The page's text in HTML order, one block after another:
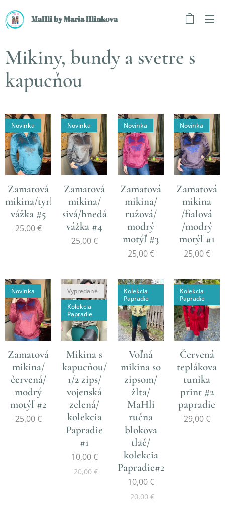
MaHli by Maria Hlinkova
Mikiny, bundy a svetre s
kapucňou
Zamatová
mikina/tyrkysová/hnedá
vážka #5
Novinka
25,00€
Zamatová
mikina/
sivá/hnedá
vážka #4
Novinka
25,00€
Zamatová
mikina/
ružová/
modrý
motýľ #3
Novinka
25,00€
Zamatová
mikina
/fialová
/modrý
motýľ #1
Novinka
25,00€
Zamatová
mikina/
červená/
modrý
motýľ #2
Novinka
25,00€
Mikina s
kapucňou/
1/2 zips/
vojenská
zelená/
kolekcia
Papradie
#1
Vypredané
Kolekcia
Papradie
10,00€
20,00€
Voľná
mikina so
zipsom/
žlta/
MaHli
ručna
blokova
tlač/
kolekcia
Papradie#2
Kolekcia
Papradie
10,00€
20,00€
Červená
teplákova
tunika
print #2
papradie
Kolekcia
Papradie
29,00€